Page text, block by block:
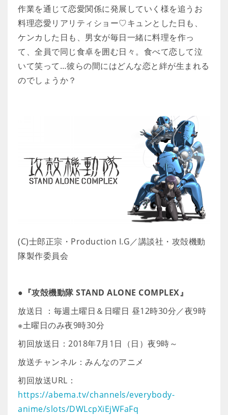
作業を通じて恋愛関係に発展していく様を追うお
料理恋愛リアリティショー♡キュンとした日も、
ケンカした日も、男女が毎日一緒に料理を作っ
て、全員で同じ食卓を囲む日々。食べて恋して泣
いて笑って…彼らの間にはどんな恋と絆が生まれる
のでしょうか？
(C)士郎正宗・Production I.G／講談社・攻殻機動
隊製作委員会
●『攻殻機動隊 STAND ALONE COMPLEX』
放送日 ：毎週土曜日＆日曜日 昼12時30分／夜9時
※土曜日のみ夜9時30分
初回放送日：2018年7月1日（日）夜9時～
放送チャンネル：みんなのアニメ
初回放送URL：
https://abema.tv/channels/everybody-
anime/slots/DWLcpXiEjWFaFq